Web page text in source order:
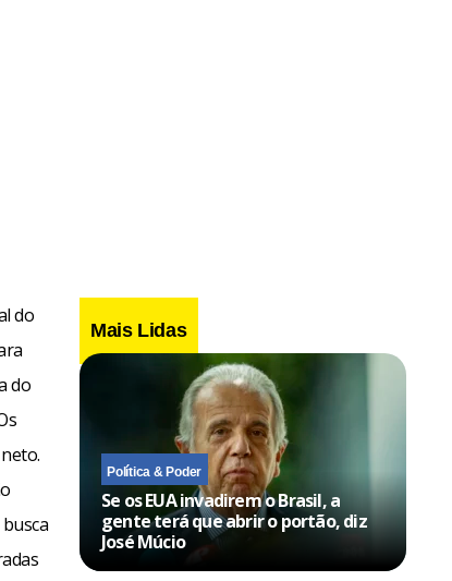
do
do
Mais Lidas
Política & Poder
Se os EUA invadirem o Brasil, a
gente terá que abrir o portão, diz
José Múcio